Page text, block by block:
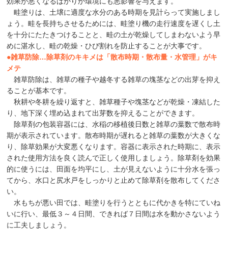
畦塗りは、土壌に適度な水分のある時期を見計らって実施しまし
ょう。畦を長持ちさせるためには、畦塗り機の走行速度を遅くし土
を十分にたたきつけることと、畦の土が乾燥してしまわないよう早
めに湛水し、畦の乾燥・ひび割れを防止することが大事です。
●雑草防除…除草剤のキキメは「散布時期・散布量・水管理」がキ
メテ
雑草防除は、雑草の種子や越冬する雑草の塊茎などの出芽を抑え
ることが基本です。
秋耕や冬耕を繰り返すと、雑草種子や塊茎などが乾燥・凍結した
り、地下深く埋め込まれて出芽数を抑えることができます。
除草剤の包装容器には、水稲の移植後日数と雑草の葉数で散布時
期が表示されています。散布時期が遅れると雑草の葉数が大きくな
り、除草効果が大変悪くなります。容器に表示された時期に、表示
された使用方法を良く読んで正しく使用しましょう。除草剤を効果
的に使うには、田面を均平にし、土が見えないように十分水を張っ
てから、水口と尻水戸をしっかりと止めて除草剤を散布してくださ
い。
水もちが悪い田では、畦塗りを行うとともに代かきを特にていね
いに行い、最低３～４日間、できれば７日間は水を動かさないよう
に工夫しましょう。